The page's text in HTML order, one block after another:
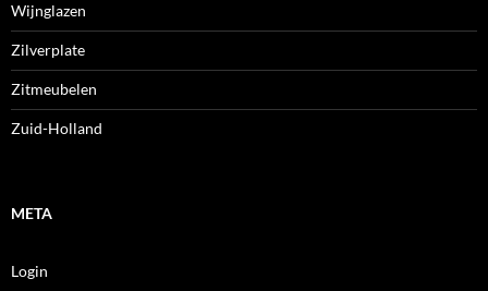
Wijnglazen
Zilverplate
Zitmeubelen
Zuid-Holland
META
Login